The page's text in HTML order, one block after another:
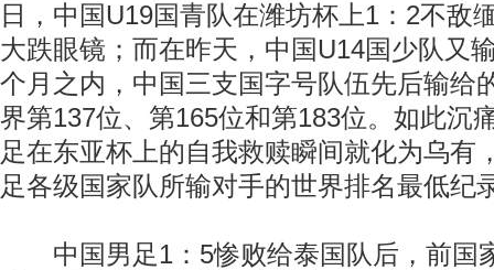
日，中国U19国青队在潍坊杯上1：2不敌
大跌眼镜；而在昨天，中国U14国少队又
个月之内，中国三支国字号队伍先后输给
界第137位、第165位和第183位。如此沉
足在东亚杯上的自我救赎瞬间就化为乌有
足各级国家队所输对手的世界排名最低纪
中国男足1：5惨败给泰国队后，前国